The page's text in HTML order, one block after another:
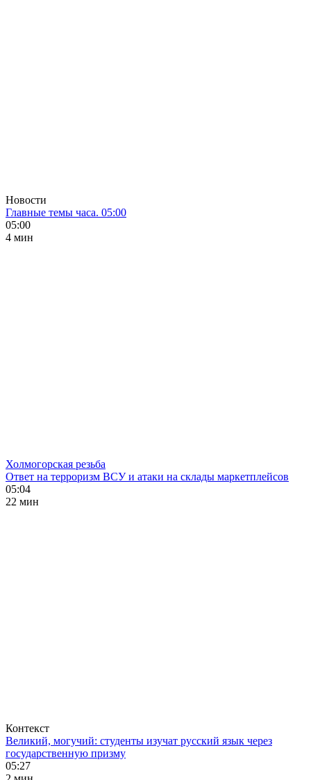
Новости
Главные темы часа. 05:00
05:00
4 мин
Холмогорская резьба
Ответ на терроризм ВСУ и атаки на склады маркетплейсов
05:04
22 мин
Контекст
Великий, могучий: студенты изучат русский язык через
государственную призму
05:27